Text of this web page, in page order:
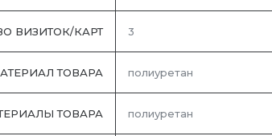
ВИЗИТОК/КАРТ 3
ТОВАРА полиуретан
ТОВАРА полиуретан